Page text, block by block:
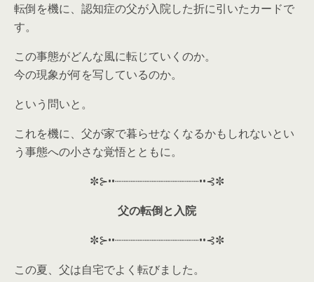
転倒を機に、認知症の父が入院した折に引いたカードで
す。
この事態がどんな風に転じていくのか。
今の現象が何を写しているのか。
という問いと。
これを機に、父が家で暮らせなくなるかもしれないとい
う事態への小さな覚悟とともに。
✼⊱••┈┈┈┈┈┈┈┈┈┈┈┈••⊰✼
父の転倒と入院
✼⊱••┈┈┈┈┈┈┈┈┈┈┈┈••⊰✼
この夏、父は自宅でよく転びました。